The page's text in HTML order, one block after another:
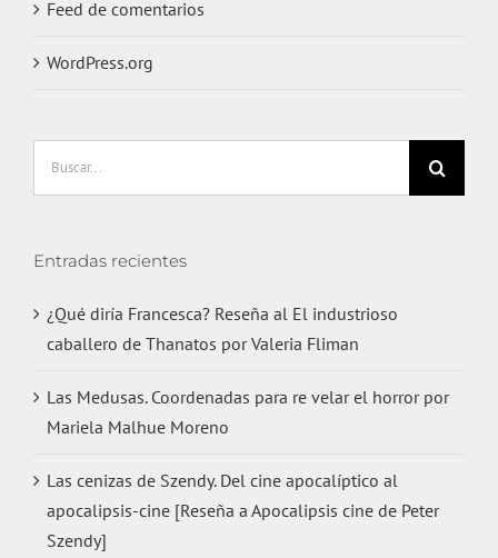
Feed de comentarios
WordPress.org
Entradas recientes
¿Qué diría Francesca? Reseña al El industrioso
caballero de Thanatos por Valeria Fliman
Las Medusas. Coordenadas para re velar el horror por
Mariela Malhue Moreno
Las cenizas de Szendy. Del cine apocalíptico al
apocalipsis-cine [Reseña a Apocalipsis cine de Peter
Szendy]